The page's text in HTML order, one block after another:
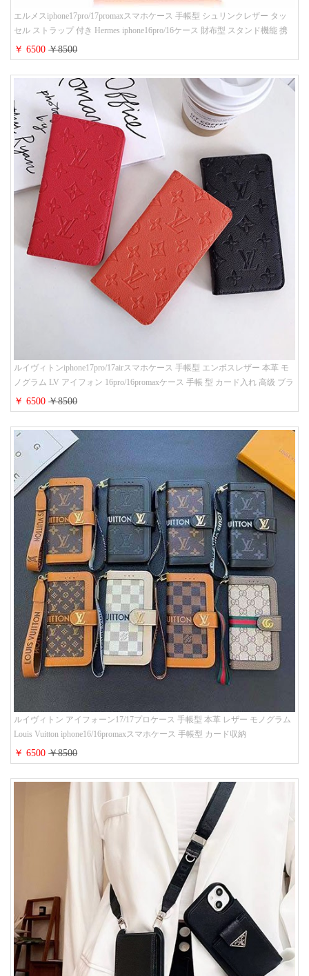
エルメスiphone17pro/17promaxスマホケース 手帳型 シュリンクレザー タッ
セル ストラップ 付き Hermes iphone16pro/16ケース 財布型 スタンド機能 携
帯カバー ハイ ブランド アイフォーン15/14/13ケース 手帳 レディース 人気
￥ 6500￥8500
ルイヴィトンiphone17pro/17airスマホケース 手帳型 エンボスレザー 本革 モ
ノグラム LV アイフォン 16pro/16promaxケース 手帳 型 カード入れ 高级 ブラ
ンド iPhone 15/14/13 proケース 手帳型 男女通用 大人かわいい
￥ 6500￥8500
ルイヴィトン アイフォーン17/17プロケース 手帳型 本革 レザー モノグラム
Louis Vuitton iphone16/16promaxスマホケース 手帳型 カード収納
iphone15/14/13ケース ビジネス風 GUCCI galaxy s26/s25/s24ケース 手帳型 大
人 可愛い
￥ 6500￥8500